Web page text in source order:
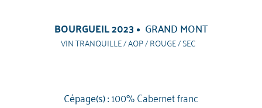
BOURGUEIL 2023 GRAND MONT
VIN TRANQUILLE / AOP / ROUGE / SEC
Cépage(s) :100% Cabernet franc